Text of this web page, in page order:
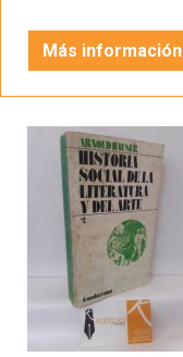
Más información